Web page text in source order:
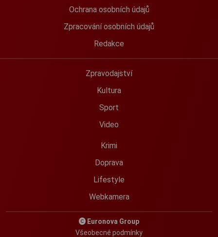
Ochrana osobních údajů
Zpracování osobních údajů
Redakce
Zpravodajství
Kultura
Sport
Video
Krimi
Doprava
Lifestyle
Webkamera
Euronova Group
Všeobecné podmínky